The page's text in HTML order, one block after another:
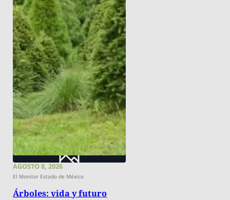
AGOSTO 8, 2026
El Monitor Estado de México
Árboles: vida y futuro